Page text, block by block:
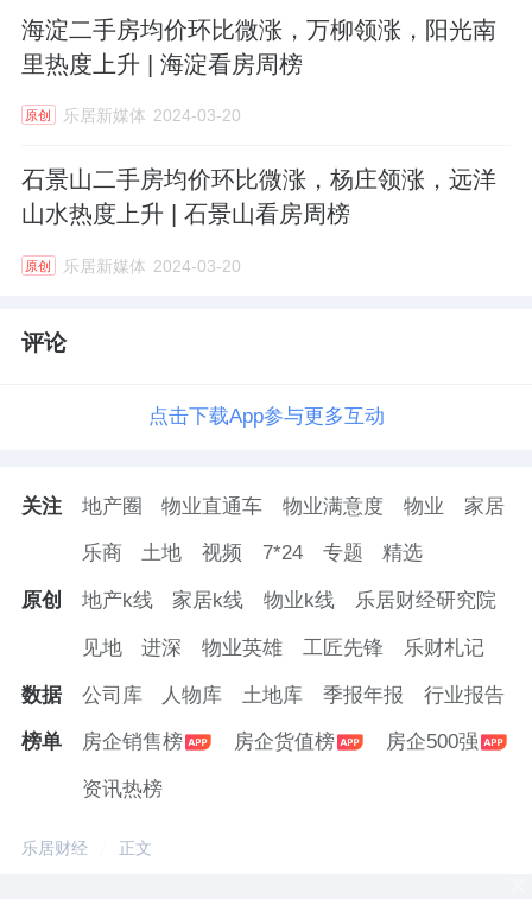
海淀二手房均价环比微涨，万柳领涨，阳光南
里热度上升 | 海淀看房周榜
原创 乐居新媒体 2024-03-20
石景山二手房均价环比微涨，杨庄领涨，远洋
山水热度上升 | 石景山看房周榜
原创 乐居新媒体 2024-03-20
评论
点击下载App参与更多互动
关注 地产圈 物业直通车 物业满意度 物业 家居
乐商 土地 视频 7*24 专题 精选
原创 地产k线 家居k线 物业k线 乐居财经研究院
见地 进深 物业英雄 工匠先锋 乐财札记
数据 公司库 人物库 土地库 季报年报 行业报告
榜单 房企销售榜 房企货值榜 房企500强
资讯热榜
乐居财经 正文